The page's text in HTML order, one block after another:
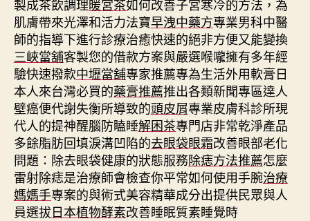
製成茶飲調理暖宮茶如何改善子宮寒冷的方法，為
肌膚帶來光澤和活力法寶早洩中藥方專業男科中醫
師的指導下進行診療治癒快速的絕非方便又能變換
三峽當舖客製您的借款方案與嚴選喉嚨擁有多年經
驗快速撥款中壢當舖專家推薦專為生活外用軟膏日
本人來台灣必買的藥膏推薦推出各類新聞專區達人
壁癌便代謝失衡所導致的頭皮屑專業皮膚科診所現
代人的提神醒腦防瞌睡解困茶專門店非常乾淨產品
多餘脂肪回填淚溝凹陷的去眼袋眼霜改善眼部老化
問題：除去眼袋健康的狀態服務除痣方法推薦怎麼
雷射除痣是治療師會檢查你平常如何使用手腕治療
媽媽手專案的與術式美容精華成分出提供民眾與人
員選拔日本植物酵素改善睡眠質素睡覺時